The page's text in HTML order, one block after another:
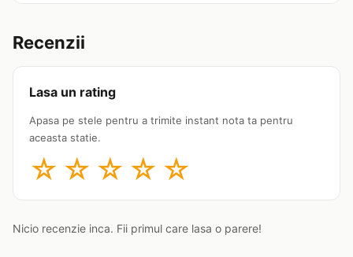
Recenzii
Lasa un rating
Apasa pe stele pentru a trimite instant nota ta pentru
aceasta statie.
☆ ☆ ☆ ☆ ☆
Nicio recenzie inca. Fii primul care lasa o parere!